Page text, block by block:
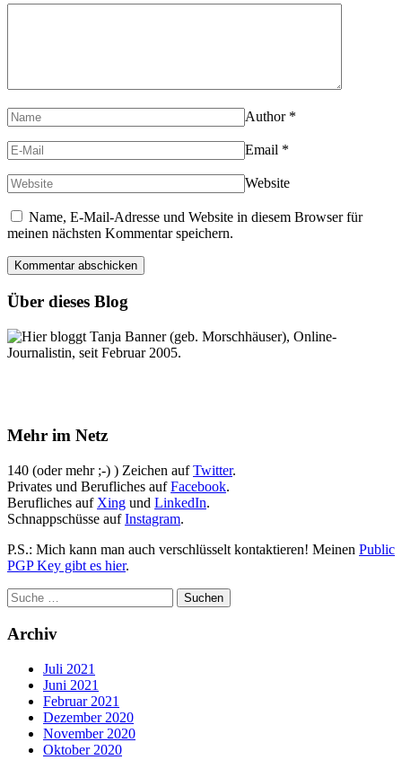
Author *
Email *
Website
Name, E-Mail-Adresse und Website in diesem Browser für
meinen nächsten Kommentar speichern.
Über dieses Blog
Hier bloggt Tanja Banner (geb. Morschhäuser), Online-
Journalistin, seit Februar 2005.
Mehr im Netz
140 (oder mehr ;-) ) Zeichen aufTwitter.
Privates und Berufliches aufFacebook.
Berufliches auf Xing und LinkedIn.
Schnappschüsse aufInstagram.
P.S.: Mich kann man auch verschlüsselt kontaktieren! Meinen Public
PGP Key gibt es hier.
Archiv
Juli 2021
Juni 2021
Februar 2021
Dezember 2020
November 2020
Oktober 2020